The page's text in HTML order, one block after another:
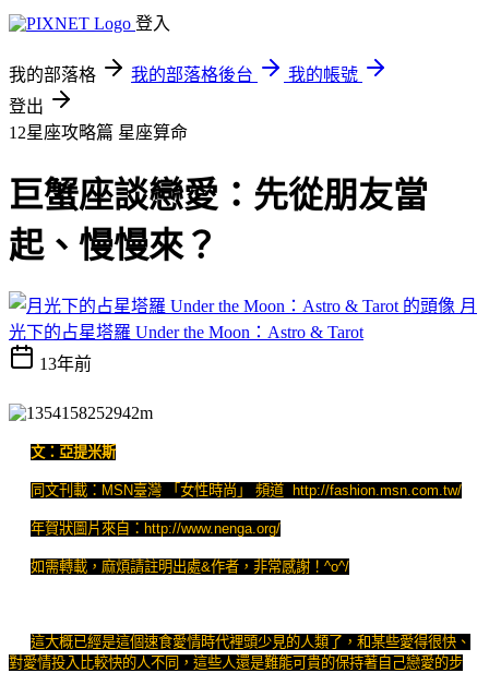
登入
我的部落格 我的部落格後台
我的帳號
登出
12星座攻略篇 星座算命
巨蟹座談戀愛：先從朋友當
起、慢慢來？
月
光下的占星塔羅 Under the Moon：Astro & Tarot
13年前
文：亞提米斯
同文刊載：MSN臺灣 「女性時尚」 頻道 http://fashion.msn.com.tw/
年賀狀圖片來自：http://www.nenga.org/
如需轉載，麻煩請註明出處&作者，非常感謝！^o^/
這大概已經是這個速食愛情時代裡頭少見的人類了，和某些愛得很快、
對愛情投入比較快的人不同，這些人還是難能可貴的保持著自己戀愛的步